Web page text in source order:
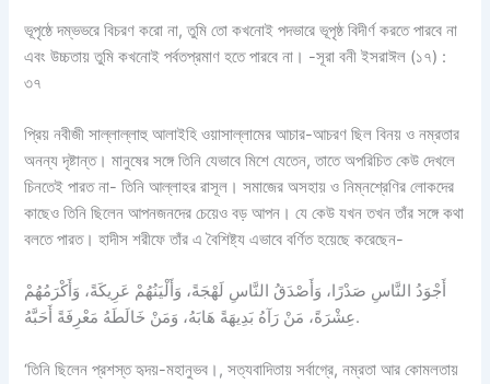
ভূপৃষ্ঠে দম্ভভরে বিচরণ করো না, তুমি তো কখনোই পদভারে ভূপৃষ্ঠ বিদীর্ণ করতে পারবে না
এবং উচ্চতায় তুমি কখনোই পর্বতপ্রমাণ হতে পারবে না। -সূরা বনী ইসরাঈল (১৭) :
৩৭
প্রিয় নবীজী সাল্লাল্লাহু আলাইহি ওয়াসাল্লামের আচার-আচরণ ছিল বিনয় ও নম্রতার
অনন্য দৃষ্টান্ত। মানুষের সঙ্গে তিনি যেভাবে মিশে যেতেন, তাতে অপরিচিত কেউ দেখলে
চিনতেই পারত না- তিনি আল্লাহর রাসূল। সমাজের অসহায় ও নিম্নশ্রেণির লোকদের
কাছেও তিনি ছিলেন আপনজনদের চেয়েও বড় আপন। যে কেউ যখন তখন তাঁর সঙ্গে কথা
বলতে পারত। হাদীস শরীফে তাঁর এ বৈশিষ্ট্য এভাবে বর্ণিত হয়েছে করেছেন-
أَجْوَدُ النَّاسِ صَدْرًا، وَأَصْدَقُ النَّاسِ لَهْجَةً، وَأَلْيَنُهُمْ عَرِيكَةً، وَأَكْرَمُهُمْ
عِشْرَةً، مَنْ رَآهُ بَدِيهَةً هَابَهُ، وَمَنْ خَالَطَهُ مَعْرِفَةً أَحَبَّهُ.
‘তিনি ছিলেন প্রশস্ত হৃদয়-মহানুভব।, সত্যবাদিতায় সর্বাগ্রে, নম্রতা আর কোমলতায়